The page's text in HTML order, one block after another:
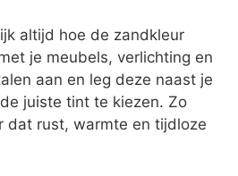
altijd hoe de zandkleur
je meubels, verlichting en
aan en leg deze naast je
juiste tint te kiezen. Zo
dat rust, warmte en tijdloze